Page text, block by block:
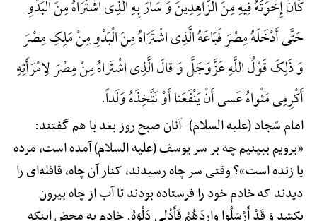
کَانَ إِخْوَتُهُ فِیهِ مِنَ الزَّاهِدِینَ وَ سَارَ بِهِ الَّذِی اشْتَرَاهُ مِنَ الْبَدْوِ
حَتَّی أَدْخَلَهُ مِصْرَ فَبَاعَهُ الَّذِی اشْتَرَاهُ مِنَ الْبَدْوِ مِنْ مَلِکِ مِصْرَ
وَ ذَلِکَ قَوْلُ اللَّهِ عَزَّوَجَلَّ وَ قالَ الَّذِی اشْتَراهُ مِنْ مِصْرَ لِامْرَأَتِهِ
أَکْرِمِی مَثْواهُ عَسی أَنْ یَنْفَعَنا أَوْ نَتَّخِذَهُ وَلَداً.
امام سّجاد (علیه السلام)-آنان صبح روز بعد با هم گفتند:
«برویم ببینیم چه بر سر یوسف (علیه السلام) آمده است، مرده
یا زنده است»؟ وقتی سر چاه رسیدند، کنار آن چاه، قافله‌ای را
دیدند که خادم خود را فرستاده بودند تا آب از چاه بیرون
بکشد وَ قَدْ أَرْسَلُوا وارِدَهُمْ فَأَدْلی دَلْوَهُ. خادم به محض اینکه